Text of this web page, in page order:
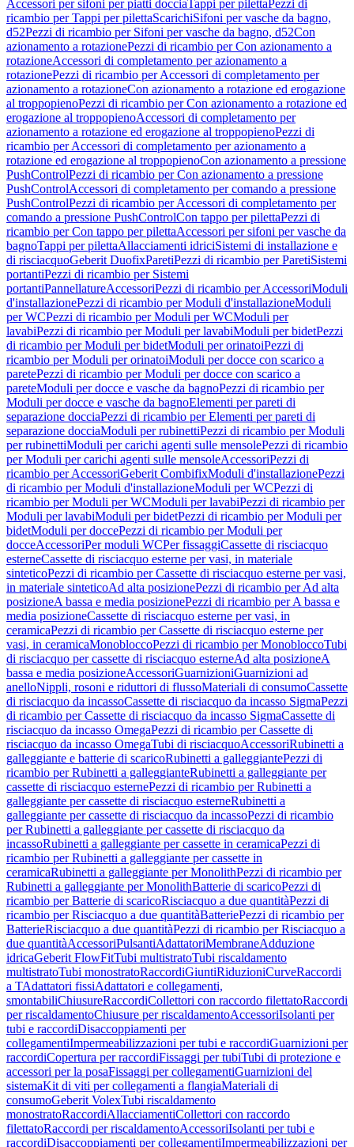
Accessori per sifoni per piatti docciaTappi per pilettaPezzi di
ricambio per Tappi per pilettaScarichiSifoni per vasche da bagno,
d52Pezzi di ricambio per Sifoni per vasche da bagno, d52Con
azionamento a rotazionePezzi di ricambio per Con azionamento a
rotazioneAccessori di completamento per azionamento a
rotazionePezzi di ricambio per Accessori di completamento per
azionamento a rotazioneCon azionamento a rotazione ed erogazione
al troppopienoPezzi di ricambio per Con azionamento a rotazione ed
erogazione al troppopienoAccessori di completamento per
azionamento a rotazione ed erogazione al troppopienoPezzi di
ricambio per Accessori di completamento per azionamento a
rotazione ed erogazione al troppopienoCon azionamento a pressione
PushControlPezzi di ricambio per Con azionamento a pressione
PushControlAccessori di completamento per comando a pressione
PushControlPezzi di ricambio per Accessori di completamento per
comando a pressione PushControlCon tappo per pilettaPezzi di
ricambio per Con tappo per pilettaAccessori per sifoni per vasche da
bagnoTappi per pilettaAllacciamenti idriciSistemi di installazione e
di risciacquoGeberit DuofixParetiPezzi di ricambio per ParetiSistemi
portantiPezzi di ricambio per Sistemi
portantiPannellatureAccessoriPezzi di ricambio per AccessoriModuli
d'installazionePezzi di ricambio per Moduli d'installazioneModuli
per WCPezzi di ricambio per Moduli per WCModuli per
lavabiPezzi di ricambio per Moduli per lavabiModuli per bidetPezzi
di ricambio per Moduli per bidetModuli per orinatoiPezzi di
ricambio per Moduli per orinatoiModuli per docce con scarico a
paretePezzi di ricambio per Moduli per docce con scarico a
pareteModuli per docce e vasche da bagnoPezzi di ricambio per
Moduli per docce e vasche da bagnoElementi per pareti di
separazione docciaPezzi di ricambio per Elementi per pareti di
separazione docciaModuli per rubinettiPezzi di ricambio per Moduli
per rubinettiModuli per carichi agenti sulle mensolePezzi di ricambio
per Moduli per carichi agenti sulle mensoleAccessoriPezzi di
ricambio per AccessoriGeberit CombifixModuli d'installazionePezzi
di ricambio per Moduli d'installazioneModuli per WCPezzi di
ricambio per Moduli per WCModuli per lavabiPezzi di ricambio per
Moduli per lavabiModuli per bidetPezzi di ricambio per Moduli per
bidetModuli per doccePezzi di ricambio per Moduli per
docceAccessoriPer moduli WCPer fissaggiCassette di risciacquo
esterneCassette di risciacquo esterne per vasi, in materiale
sinteticoPezzi di ricambio per Cassette di risciacquo esterne per vasi,
in materiale sinteticoAd alta posizionePezzi di ricambio per Ad alta
posizioneA bassa e media posizionePezzi di ricambio per A bassa e
media posizioneCassette di risciacquo esterne per vasi, in
ceramicaPezzi di ricambio per Cassette di risciacquo esterne per
vasi, in ceramicaMonobloccoPezzi di ricambio per MonobloccoTubi
di risciacquo per cassette di risciacquo esterneAd alta posizioneA
bassa e media posizioneAccessoriGuarnizioniGuarnizioni ad
anelloNippli, rosoni e riduttori di flussoMateriali di consumoCassette
di risciacquo da incassoCassette di risciacquo da incasso SigmaPezzi
di ricambio per Cassette di risciacquo da incasso SigmaCassette di
risciacquo da incasso OmegaPezzi di ricambio per Cassette di
risciacquo da incasso OmegaTubi di risciacquoAccessoriRubinetti a
galleggiante e batterie di scaricoRubinetti a galleggiantePezzi di
ricambio per Rubinetti a galleggianteRubinetti a galleggiante per
cassette di risciacquo esternePezzi di ricambio per Rubinetti a
galleggiante per cassette di risciacquo esterneRubinetti a
galleggiante per cassette di risciacquo da incassoPezzi di ricambio
per Rubinetti a galleggiante per cassette di risciacquo da
incassoRubinetti a galleggiante per cassette in ceramicaPezzi di
ricambio per Rubinetti a galleggiante per cassette in
ceramicaRubinetti a galleggiante per MonolithPezzi di ricambio per
Rubinetti a galleggiante per MonolithBatterie di scaricoPezzi di
ricambio per Batterie di scaricoRisciacquo a due quantitàPezzi di
ricambio per Risciacquo a due quantitàBatteriePezzi di ricambio per
BatterieRisciacquo a due quantitàPezzi di ricambio per Risciacquo a
due quantitàAccessoriPulsantiAdattatoriMembraneAdduzione
idricaGeberit FlowFitTubi multistratoTubi riscaldamento
multistratoTubi monostratoRaccordiGiuntiRiduzioniCurveRaccordi
a TAdattatori fissiAdattatori e collegamenti,
smontabiliChiusureRaccordiCollettori con raccordo filettatoRaccordi
per riscaldamentoChiusure per riscaldamentoAccessoriIsolanti per
tubi e raccordiDisaccoppiamenti per
collegamentiImpermeabilizzazioni per tubi e raccordiGuarnizioni per
raccordiCopertura per raccordiFissaggi per tubiTubi di protezione e
accessori per la posaFissaggi per collegamentiGuarnizioni del
sistemaKit di viti per collegamenti a flangiaMateriali di
consumoGeberit VolexTubi riscaldamento
monostratoRaccordiAllacciamentiCollettori con raccordo
filettatoRaccordi per riscaldamentoAccessoriIsolanti per tubi e
raccordiDisaccoppiamenti per collegamentiImpermeabilizzazioni per